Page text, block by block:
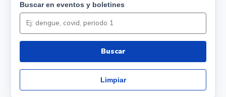
Buscar en eventos y boletines
Buscar
Limpiar